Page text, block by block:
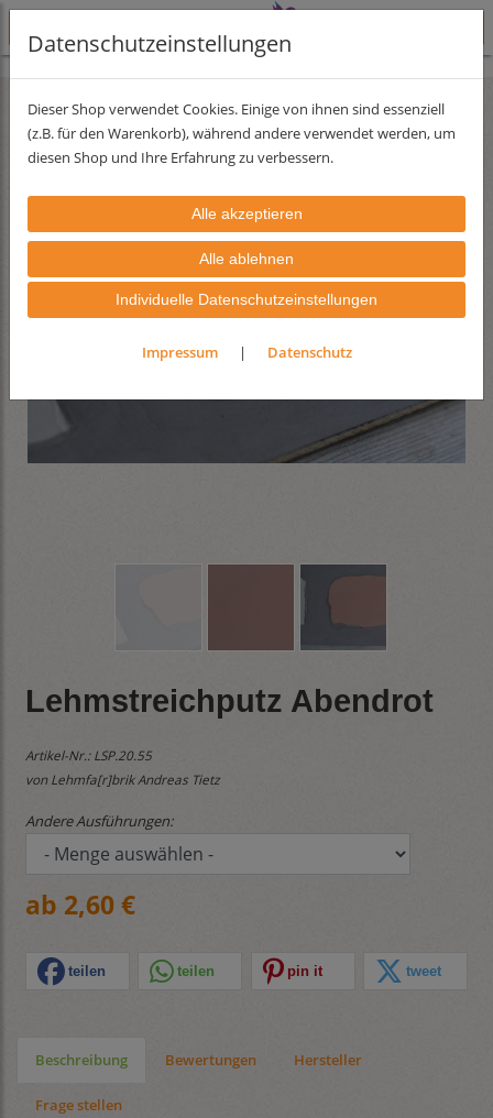
Lehmfarben
Lehmstreichputz Abendrot
Artikel-Nr.:LSP.20.55
von Lehmfa[r]brik Andreas Tietz
Andere Ausführungen:
ab 2,60 €
teilen teilen pin it tweet
Beschreibung Bewertungen Hersteller
Frage stellen
Datenschutzeinstellungen
Dieser Shop verwendet Cookies. Einige von ihnen sind essenziell
(z.B. für den Warenkorb), während andere verwendet werden, um
diesen Shop und Ihre Erfahrung zu verbessern.
Individuelle Datenschutzeinstellungen
Impressum | Datenschutz